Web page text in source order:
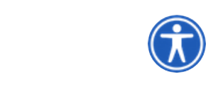
Accesibilitate